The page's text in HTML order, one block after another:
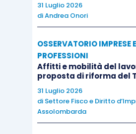
31 Luglio 2026
diAndrea Onori
OSSERVATORIO IMPRESE E
PROFESSIONI
Affitti e mobilità del
proposta di riforma del
31 Luglio 2026
di Settore Fisco e Diritto
Assolombarda